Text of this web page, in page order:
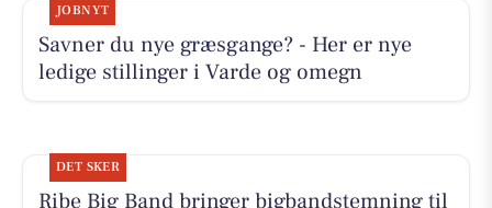
JOBNYT
Savner du nye græsgange? - Her er nye
ledige stillinger i Varde og omegn
DET SKER
Ribe Big Band bringer bigbandstemning til